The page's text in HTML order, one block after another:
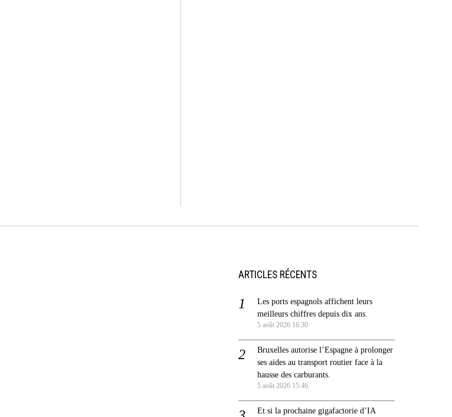
ARTICLES RÉCENTS
Les ports espagnols affichent leurs
meilleurs chiffres depuis dix ans.
5 août 2026 16:30
Bruxelles autorise l’Espagne à prolonger
ses aides au transport routier face à la
hausse des carburants.
5 août 2026 15:46
Et si la prochaine gigafactorie d’IA